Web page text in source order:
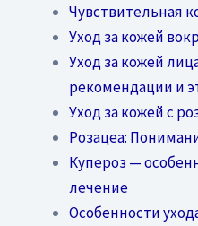
Чувствительная
Уход за кожей
Уход за кожей
рекомендации и
Уход за кожей с
Розацеа:
Купероз —
лечение
Особенности